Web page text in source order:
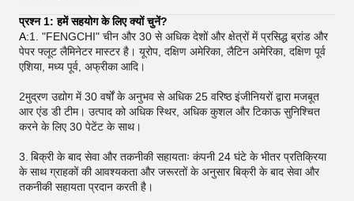
प्रश्न 1: हमें सहयोग के लिए क्यों चुनें?
A:1. "FENGCHI" चीन और 30 से अधिक देशों और क्षेत्रों में प्रसिद्ध ब्रांड और
पेपर फ्लूट लैमिनेटर मास्टर है। यूरोप, दक्षिण अमेरिका, लैटिन अमेरिका, दक्षिण पूर्व
एशिया, मध्य पूर्व, अफ्रीका आदि।
2मुद्रण उद्योग में 30 वर्षों के अनुभव से अधिक 25 वरिष्ठ इंजीनियरों द्वारा मजबूत
आर एंड डी टीम। उत्पाद को अधिक स्थिर, अधिक कुशल और टिकाऊ सुनिश्चित
करने के लिए 30 पेटेंट के साथ।
3. बिक्री के बाद सेवा और तकनीकी सहायताः कंपनी 24 घंटे के भीतर प्रतिक्रिया
के साथ ग्राहकों की आवश्यकता और जरूरतों के अनुसार बिक्री के बाद सेवा और
तकनीकी सहायता प्रदान करती है।